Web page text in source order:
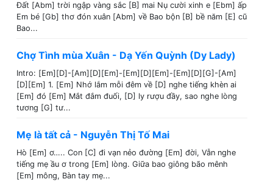
Đất [Abm] trời ngập vàng sắc [B] mai Nụ cười xinh e [Ebm] ấp
Em bé [Gb] thơ đón xuân [Abm] về Bao bộn [B] bề năm [E] cũ
Bao...
Chợ Tình mùa Xuân - Dạ Yến Quỳnh (Dy Lady)
Intro: [Em][D]-[Am][D][Em]-[Em][D][Em]-[Em][D][G]-[Am]
[D][Em] 1. [Em] Nhớ lắm mỗi đêm về [D] nghe tiếng khèn ai
[Em] đó [Em] Mắt đắm đuối, [D] ly rượu đầy, sao nghe lòng
tương [G] tư...
Mẹ là tất cả - Nguyễn Thị Tố Mai
Hò [Em] ơ….. Con [C] đi vạn nẻo đường [Em] đời, Vẫn nghe
tiếng mẹ ầu ơ trong [Em] lòng. Giữa bao giông bão mênh
[Em] mông, Bàn tay mẹ...